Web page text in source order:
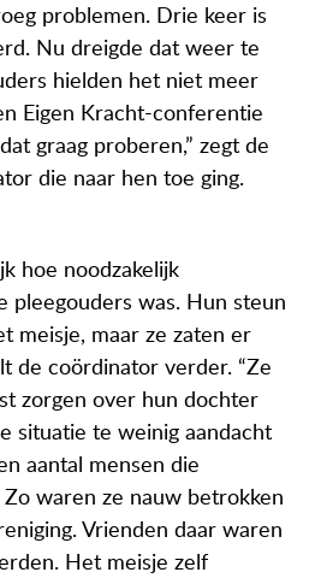
problemen. Drie keer is
Nu dreigde dat weer te
hielden het niet meer
Eigen Kracht-conferentie
graag proberen,” zegt de
die naar hen toe ging.
hoe noodzakelijk
pleegouders was. Hun steun
meisje, maar ze zaten er
de coördinator verder. “Ze
zorgen over hun dochter
situatie te weinig aandacht
aantal mensen die
waren ze nauw betrokken
Vrienden daar waren
Het meisje zelf